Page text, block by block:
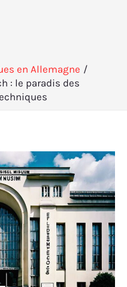
en Allemagne
: le paradis des